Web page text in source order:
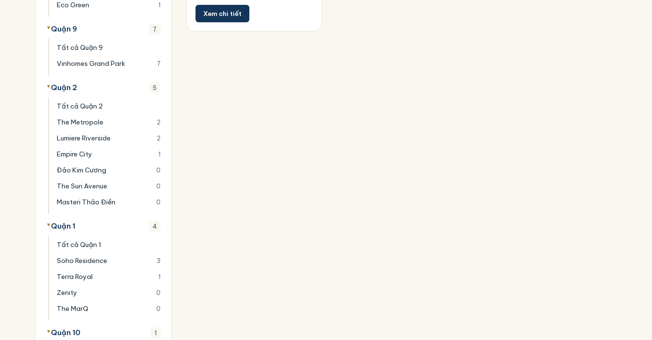
Eco Green 1
Quận 9 7
Tất cả Quận 9
Vinhomes Grand Park
7
Quận 2 5
Tất cả Quận 2
The Metropole
2
Lumiere Riverside 2
Empire City 1
Đảo Kim Cương 0
The Sun Avenue 0
Masteri Thảo Điền 0
Quận 1 4
Tất cả Quận 1
Soho Residence
3
Terra Royal 1
Zenity 0
The MarQ 0
Quận 10 1
Xem chi tiết